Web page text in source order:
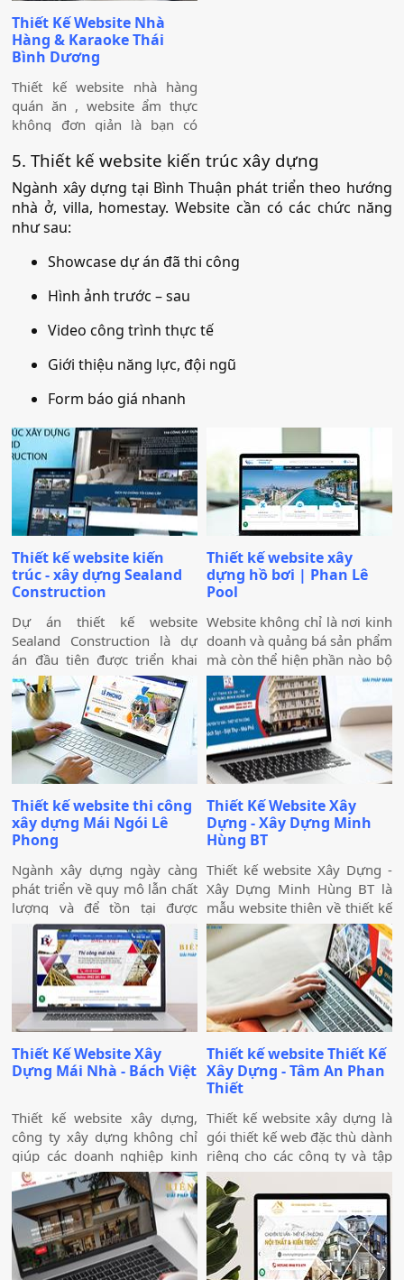
thị tốt trên cả máy tính và
điện thoại. Các thông tin liên
hệ như số điện thoại, email
và các liên kết mạng xã hội
được đặt ở vị trí đầu tiên khi
vào website giúp khách hàng
dễ dàng. Tiếp theo là hình
ảnh khách sạn được thiết kế
bắt mắt, và thông tin giới
thiệu hấp dẫn giúp khách
hàng có thể nắm bắt nhanh
về vị trí cũng như các thông
tin hấp dẫn khác về khách
sạn Biển Nhớ.
Thiết Kế Website Nhà
Hàng & Karaoke Thái
Bình Dương
Thiết kế website nhà hàng
quán ăn , website ẩm thực
không đơn giản là bạn có
mình và trình bày các món
ăn, dịch vụ mà bạn có, mà
điều quan trọng hơn cả là
phải thể hiện được những
đặc trưng riêng của mình mà
chỉ nhà hàng của bạn mới
và sang trọng để thu hút
đến nhà hàng của bạn lần
5. Thiết kế website kiến trúc xây dựng
Ngành xây dựng tại Bình Thuận phát triển theo hướng
nhà ở, villa, homestay. Website cần có các chức năng
như sau:
Showcase dự án đã thi công
Hình ảnh trước – sau
Video công trình thực tế
Giới thiệu năng lực, đội ngũ
Form báo giá nhanh
Thiết kế website kiến
trúc - xây dựng Sealand
Construction
Dự án thiết kế website
Sealand Construction là dự
án đầu tiên được triển khai
trong năm 2026 bởi Công ty
Thiết kế Website Biển Vàng,
mang ý nghĩa mở đầu cho
một năm phát triển mới với
định hướng chuyên nghiệp,
bài bản và bền vững.
Thiết kế website xây
dựng hồ bơi | Phan Lê
Pool
Website không chỉ là nơi kinh
doanh và quảng bá sản phẩm
mà còn thể hiện phần nào bộ
mặt của doanh nghiệp. Việc
thiết kế website với giao diện
đẹp, bắt mắt với nội dung
hấp dẫn sẽ khiến website của
bạn thu hút trong mắt khách
hàng.
Thiết kế website thi công
xây dựng Mái Ngói Lê
Phong
Ngành xây dựng ngày càng
phát triển về quy mô lẫn chất
lượng và để tồn tại được
trong ngành này quả là một
thách thức không hề nhỏ đối
với các doanh nghiệp. Điều
này đòi hỏi các doanh nghiệp
cần nỗ lực gấp nhiều lần hơn
nữa trong việc tìm kiếm
website thi công xây dựng
vừa giúp tăng uy tín đối với
được thương hiệu của bạn
bằng hồ sơ năng lực được
thể hiện trên website. Ngoài
ra, website xây dựng còn hỗ
trợ đắc lực cho bạn trong
nhiều công việc với các tính
năng như cho phép khách
hàng có thể tính toán chi phí
xây dựng,…
Thiết Kế Website Xây
Dựng - Xây Dựng Minh
Hùng BT
Thiết kế website Xây Dựng -
Xây Dựng Minh Hùng BT là
mẫu website thiên về thiết kế
- xây dựng nhà có phong
cách chuyên nghiệp, phù hợp
với các mục đích kinh doanh,
đặc biệt là trong lĩnh vực xây
dựng. Mẫu website này cũng
đã từng được nhiều công ty
với các tính năng đầy đủ,
toàn diện.
Thiết Kế Website Xây
Dựng Mái Nhà - Bách Việt
Thiết kế website xây dựng,
công ty xây dựng không chỉ
giúp các doanh nghiệp kinh
doanh trong lĩnh vực này có
cơ hội đẩy mạnh thương hiệu
mà còn giúp khách hàng tiếp
cận được thông tin trong
ngành dễ dàng hơn.
Thiết kế website Thiết Kế
Xây Dựng - Tâm An Phan
Thiết
Thiết kế website xây dựng là
gói thiết kế web đặc thù dành
riêng cho các công ty và tập
đoàn, tổng công ty xây dựng
nhằm nâng cao thương hiệu
và tăng khả năng tiếp cận
khách hàng, là cầu nối với đối
tác và các nhà đầu đầu tư
tiềm năng. Thiết kế một